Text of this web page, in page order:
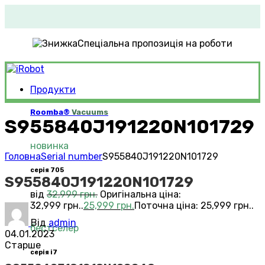
Спеціальна пропозиція на роботи
Продукти
Roomba® Vacuums
новинка
серія 705
від 32,999грн. Оригінальна ціна:
32,999 грн..25,999 грн.Поточна ціна: 25,999 грн..
бестселер
серія i7
S955840J191220N101729
ГоловнаSerial numberS955840J191220N101729
S955840J191220N101729
Від admin
04.01.2023
Старше